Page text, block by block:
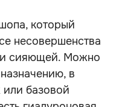
который
несовершенства
и сияющей. Можно
в
или базовой